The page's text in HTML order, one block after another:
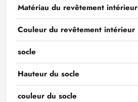
Matériau du revêtement intérieur
Couleur du revêtement intérieur
socle
Hauteur du socle
couleur du socle